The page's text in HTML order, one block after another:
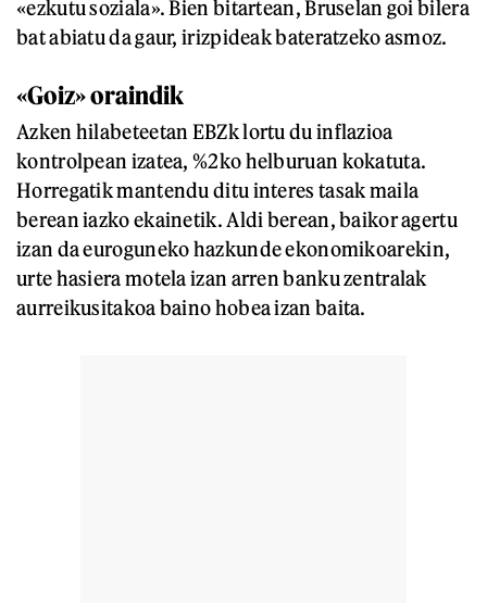
«ezkutu soziala». Bien bitartean, Bruselan goi bilera
bat abiatu da gaur, irizpideak bateratzeko asmoz.
«Goiz» oraindik
Azken hilabeteetan EBZk lortu du inflazioa
kontrolpean izatea, %2ko helburuan kokatuta.
Horregatik mantendu ditu interes tasak maila
berean iazko ekainetik. Aldi berean, baikor agertu
izan da euroguneko hazkunde ekonomikoarekin,
urte hasiera motela izan arren banku zentralak
aurreikusitakoa baino hobea izan baita.